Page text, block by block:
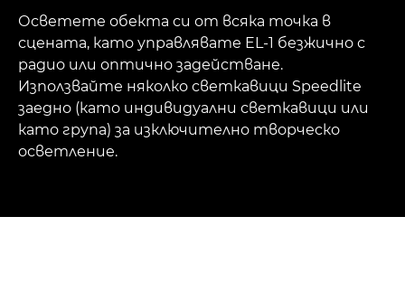
Осветете обекта си от всяка точка в
сцената, като управлявате EL-1 безжично с
радио или оптично задействане.
Използвайте няколко светкавици Speedlite
заедно (като индивидуални светкавици или
като група) за изключително творческо
осветление.